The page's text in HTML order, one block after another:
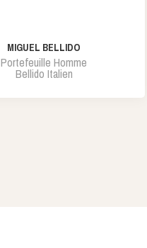
MIGUEL BELLIDO
Portefeuille Homme
Bellido Italien